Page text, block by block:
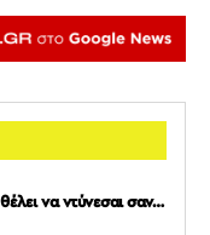
να ντύνεσαι σαν…